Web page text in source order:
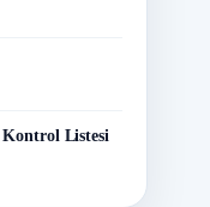
Listesi